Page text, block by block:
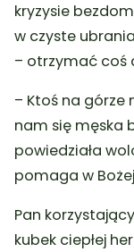
kryzysie
w czyste
– otrzymać coś
– Ktoś na górze
nam się męska
powiedziała
pomaga w
Pan
kubek ciepłej